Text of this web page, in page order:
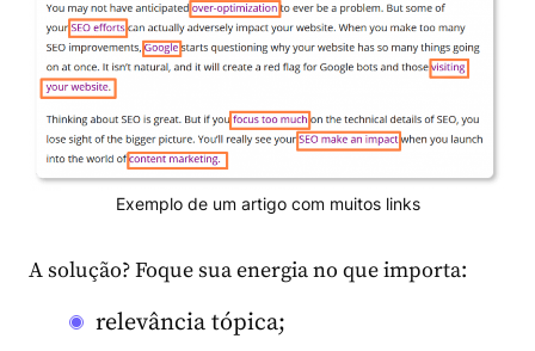
Exemplo de um artigo com muitos links
A solução? Foque sua energia no que importa:
relevância tópica;